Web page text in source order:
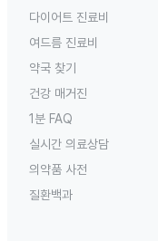
다이어트 진료비
여드름 진료비
약국 찾기
건강 매거진
1분 FAQ
실시간 의료상담
의약품 사전
질환백과